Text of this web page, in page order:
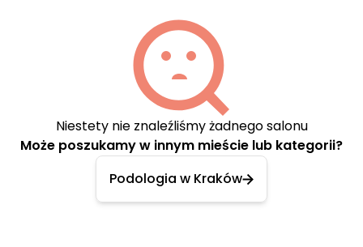
Niestety nie znaleźliśmy żadnego salonu
Może poszukamy w innym mieście lub kategorii?
Podologia w Kraków